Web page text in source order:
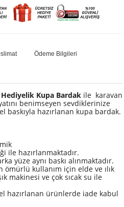
Ödeme Bilgileri
Kupa Bardak ile karavan
benimseyen sevdiklerinize
baskıyla hazırlanan kupa bardak.
ile hazırlanmaktadır.
yüze aynı baskı alınmaktadır.
ömürlü kullanım için elde ve ılık
makinesi ve çok sıcak su ile
hazırlanan ürünlerde iade kabul